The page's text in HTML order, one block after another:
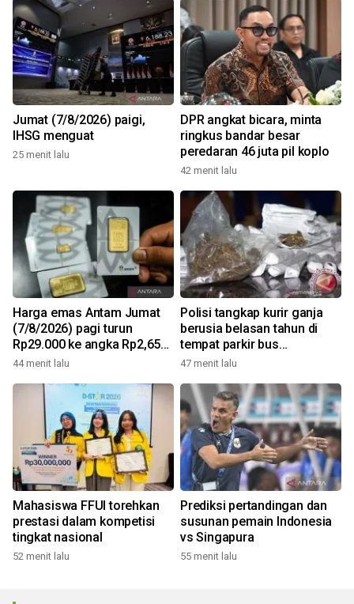
Jumat (7/8/2026) paigi,
IHSG menguat
25 menit lalu
DPR angkat bicara, minta
ringkus bandar besar
peredaran 46 juta pil koplo
42 menit lalu
Harga emas Antam Jumat
(7/8/2026) pagi turun
Rp29.000 ke angka Rp2,650
juta/gr
44 menit lalu
Polisi tangkap kurir ganja
berusia belasan tahun di
tempat parkir bus
Tangerang
47 menit lalu
Mahasiswa FFUI torehkan
prestasi dalam kompetisi
tingkat nasional
52 menit lalu
Prediksi pertandingan dan
susunan pemain Indonesia
vs Singapura
55 menit lalu